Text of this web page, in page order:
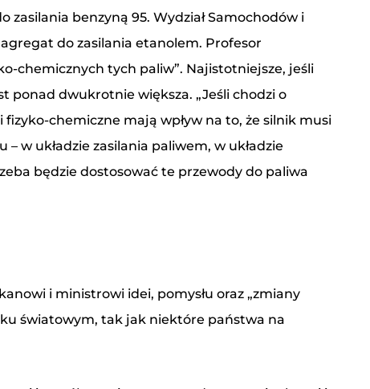
benzyną 95. Wydział Samochodów i
do zasilania etanolem. Profesor
chemicznych tych paliw”. Najistotniejsze, jeśli
ponad dwukrotnie większa. „Jeśli chodzi o
chemiczne mają wpływ na to, że silnik musi
w układzie zasilania paliwem, w układzie
będzie dostosować te przewody do paliwa
i ministrowi idei, pomysłu oraz „zmiany
światowym, tak jak niektóre państwa na